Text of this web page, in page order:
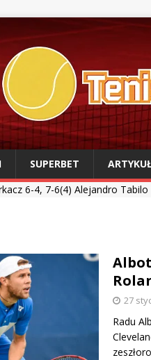
SUPERBET
Alejandro Tabilo *** Kamil
27
Radu